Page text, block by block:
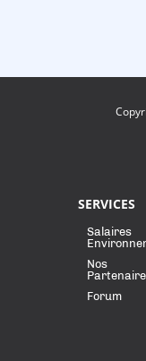
SERVICES
Salaires
Nos
Forum